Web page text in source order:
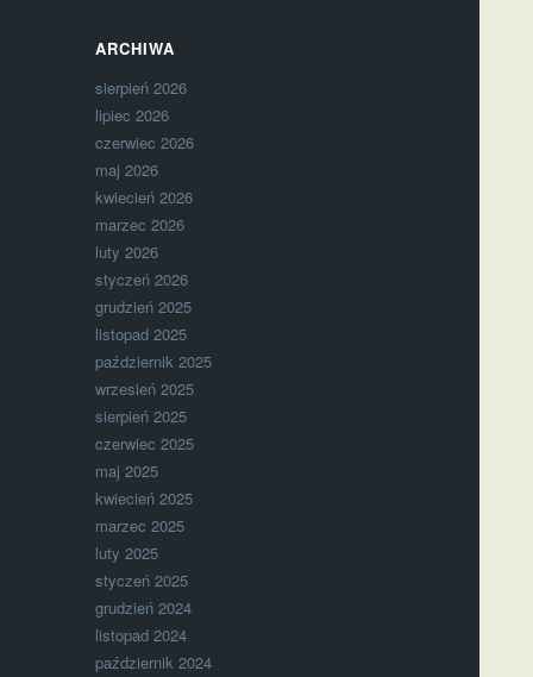
ARCHIWA
sierpień 2026
lipiec 2026
czerwiec 2026
maj 2026
kwiecień 2026
marzec 2026
luty 2026
styczeń 2026
grudzień 2025
listopad 2025
październik 2025
wrzesień 2025
sierpień 2025
czerwiec 2025
maj 2025
kwiecień 2025
marzec 2025
luty 2025
styczeń 2025
grudzień 2024
listopad 2024
październik 2024